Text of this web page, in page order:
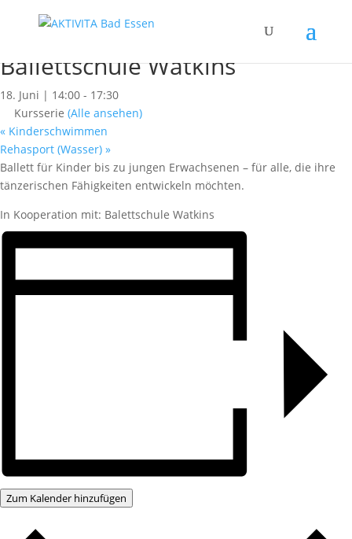
« Alle Kurse
Ballettschule Watkins
18. Juni | 14:00 - 17:30
Kursserie (Alle ansehen)
« Kinderschwimmen
Rehasport (Wasser) »
Ballett für Kinder bis zu jungen Erwachsenen – für alle, die ihre
tänzerischen Fähigkeiten entwickeln möchten.
In Kooperation mit: Balettschule Watkins
Zum Kalender hinzufügen